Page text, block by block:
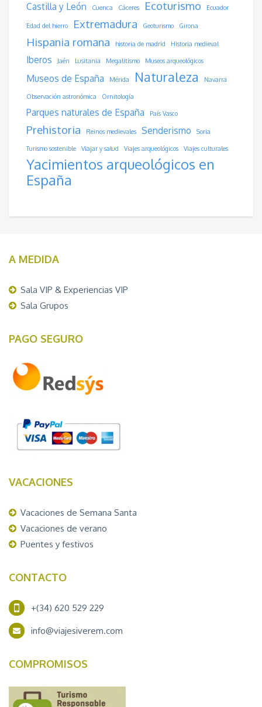
Castilla y León Cuenca Cáceres Ecoturismo Ecuador
Edad del hierro Extremadura Geoturismo Girona
Hispania romana historia de madrid Historia medieval
Iberos Jaén Lusitania Megalitismo Museos arqueológicos
Museos de España Mérida Naturaleza Navarra
Observación astronómica Ornitología
Parques naturales de España País Vasco
Prehistoria Reinos medievales Senderismo Soria
Turismo sostenible Viajar y salud Viajes arqueológicos Viajes culturales
Yacimientos arqueológicos en
España
A MEDIDA
Sala VIP & Experiencias VIP
Sala Grupos
PAGO SEGURO
VACACIONES
Vacaciones de Semana Santa
Vacaciones de verano
Puentes y festivos
CONTACTO
+(34) 620 529 229
info@viajesiverem.com
COMPROMISOS